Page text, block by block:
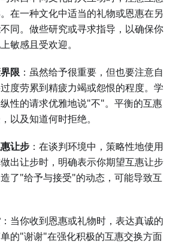
在一种文化中适当的礼物或恩惠在另
同。做些研究或寻求指导，以确保你
敏感且受欢迎。
限 ：虽然给予很重要，但也要注意自
度劳累到精疲力竭或怨恨的程度。学
性的请求优雅地说"不"。平衡的互惠
以及知道何时拒绝。
让步 ：在谈判环境中，策略性地使用
出让步时，明确表示你期望互惠让步
了"给予与接受"的动态，可能导致互
：当你收到恩惠或礼物时，表达真诚的
的"谢谢"在强化积极的互惠交换方面